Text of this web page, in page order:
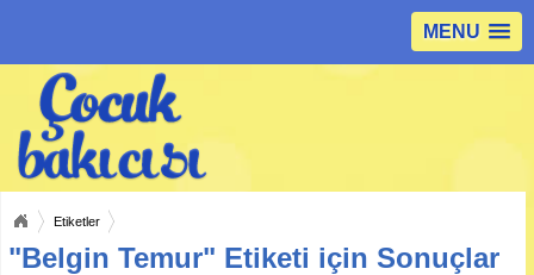
MENU
Etiketler
"Belgin Temur" Etiketi için Sonuçlar